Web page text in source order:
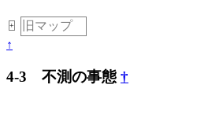
+ 旧マップ＿
↑
4-3 不測の事態 †